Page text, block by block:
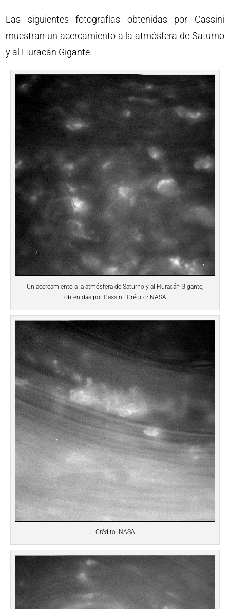
Las siguientes fotografías obtenidas por Cassini
muestran un acercamiento a la atmósfera de Saturno
y al Huracán Gigante.
Un acercamiento a la atmósfera de Saturno y al Huracán Gigante,
obtenidas por Cassini. Crédito: NASA
Crédito: NASA